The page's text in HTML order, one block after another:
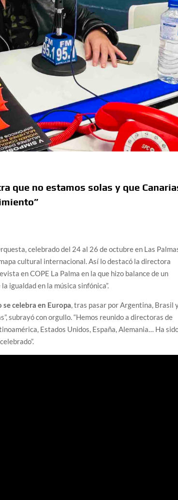
que no estamos solas y que
celebrado del 24 al 26 de octubre en Las
cultural internacional. Así lo destacó la directora
en COPE La Palma en la que hizo balance de un
igualdad en la música sinfónica”.
celebra en Europa, tras pasar por Argentina, Brasil
subrayó con orgullo. “Hemos reunido a directoras de
Estados Unidos, España, Alemania… Ha